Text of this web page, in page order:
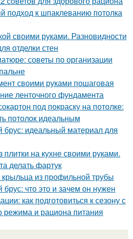
подход к шпаклеванию потолка
своими руками. Разновидности
отделки стен
советы по организации
своими руками пошаговая
ленточного фундамента
под покраску на потолке:
потолок идеальным
идеальный материал для
плитки на кухне своими руками.
делать фартук
крыльца из профильной трубы
что это и зачем он нужен
как подготовиться к сезону с
и рациона питания